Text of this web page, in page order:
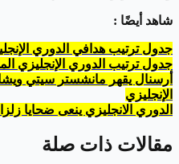
شاهد أيضًا :
جدول ترتيب هدافي الدوري
جدول ترتيب الدوري الإنجليزي
أرسنال يقهر مانشستر سيتي
الإنجليزي
الدوري الانجليزي ينعى ضحايا
مقالات ذات صلة